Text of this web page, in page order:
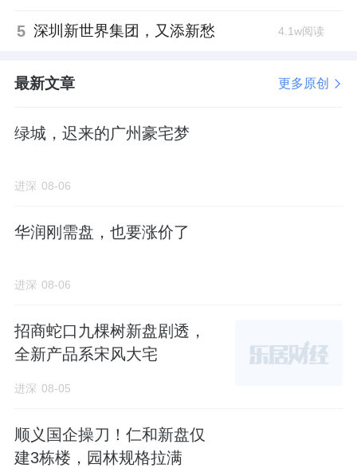
5 深圳新世界集团，又添新愁 4.1w阅读
最新文章 更多原创
绿城，迟来的广州豪宅梦
进深 08-06
华润刚需盘，也要涨价了
进深 08-06
招商蛇口九棵树新盘剧透，
全新产品系宋风大宅
进深 08-05
顺义国企操刀！仁和新盘仅
建3栋楼，园林规格拉满